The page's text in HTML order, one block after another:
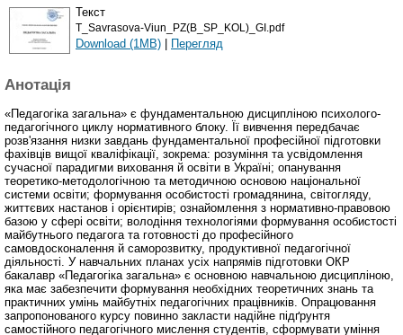
Текст
T_Savrasova-Viun_PZ(B_SP_KOL)_GI.pdf
Download (1MB) | Перегляд
Анотація
«Педагогіка загальна» є фундаментальною дисципліною психолого-
педагогічного циклу нормативного блоку. Її вивчення передбачає
розв'язання низки завдань фундаментальної професійної підготовки
фахівців вищої кваліфікації, зокрема: розуміння та усвідомлення
сучасної парадигми виховання й освіти в Україні; опанування
теоретико-методологічною та методичною основою національної
системи освіти; формування особистості громадянина, світогляду,
життєвих настанов і орієнтирів; ознайомлення з нормативно-правовою
базою у сфері освіти; володіння технологіями формування особистості
майбутнього педагога та готовності до професійного
самовдосконалення й саморозвитку, продуктивної педагогічної
діяльності. У навчальних планах усіх напрямів підготовки ОКР
бакалавр «Педагогіка загальна» є основною навчальною дисципліною,
яка має забезпечити формування необхідних теоретичних знань та
практичних умінь майбутніх педагогічних працівників. Опрацювання
запропонованого курсу повинно закласти надійне підґрунтя
самостійного педагогічного мислення студентів, сформувати уміння